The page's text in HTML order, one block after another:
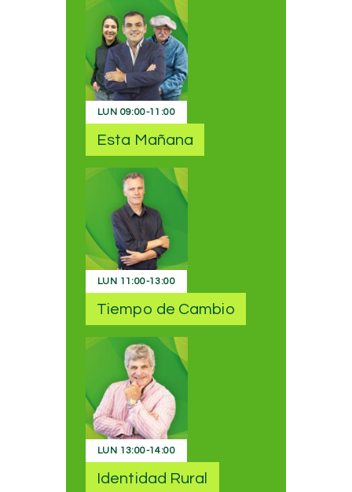
LUN 09:00-11:00
Esta Mañana
LUN 11:00-13:00
Tiempo de Cambio
LUN 13:00-14:00
Identidad Rural